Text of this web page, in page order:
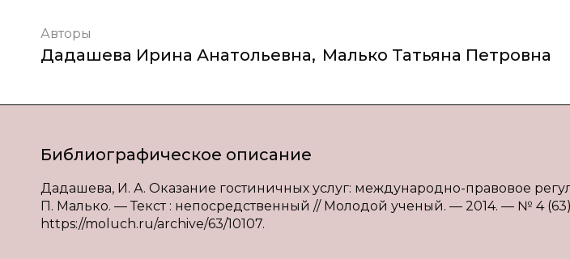
Авторы
Дадашева Ирина Анатольевна, Малько Татьяна Петровна
Библиографическое описание
Дадашева, И. А. Оказание гостиничных услуг: международно-правовое
П. Малько. — Текст : непосредственный // Молодой ученый. — 2014. — № 4
https://moluch.ru/archive/63/10107.